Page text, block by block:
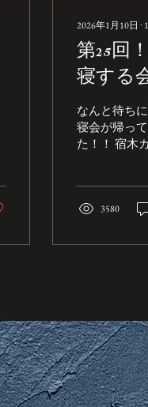
2026年1月10日 ∙ 1
第25回
寝する
なんと待ち
寝会が帰っ
た！！ 宿木
り添い寝会
極の時間を
外です。 ＊
メニューか
す。 ＊ドリ
メニューの
用意いたし
3580